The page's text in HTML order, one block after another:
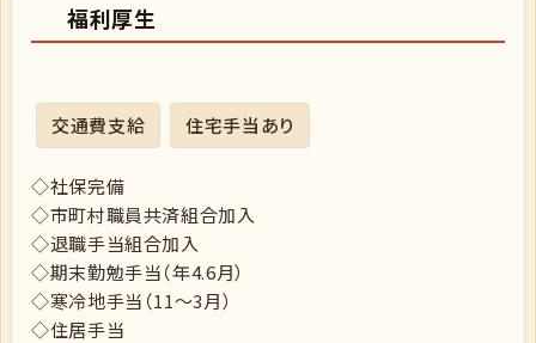
福利厚生
交通費支給 住宅手当あり
◇社保完備
◇市町村職員共済組合加入
◇退職手当組合加入
◇期末勤勉手当（年4.6月）
◇寒冷地手当（11～3月）
◇住居手当